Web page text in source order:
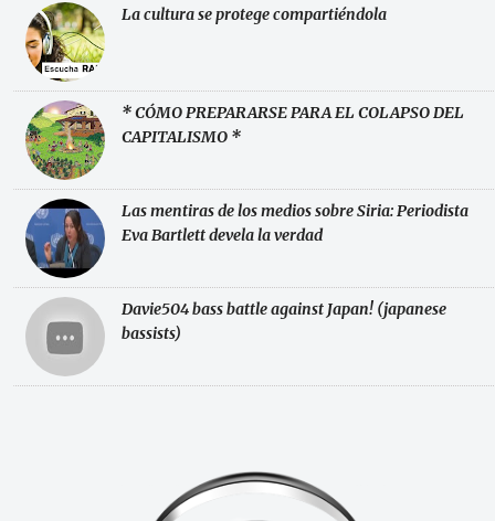
La cultura se protege compartiéndola
* CÓMO PREPARARSE PARA EL COLAPSO DEL
CAPITALISMO *
Las mentiras de los medios sobre Siria: Periodista
Eva Bartlett devela la verdad
Davie504 bass battle against Japan! (japanese
bassists)